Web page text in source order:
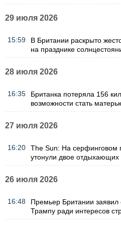
29 июля 2026
15:59
В Британии раскрыто
на празднике
28 июля 2026
16:35
Британка потеряла 156
возможности стать
27 июля 2026
16:20
The Sun: На серфинговом
утонули двое отдыхающих
26 июля 2026
16:48
Премьер Британии заявил
Трампу ради интересов